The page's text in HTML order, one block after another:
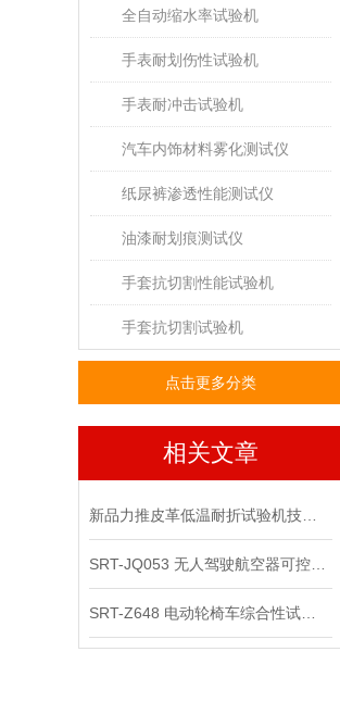
全自动缩水率试验机
手表耐划伤性试验机
手表耐冲击试验机
汽车内饰材料雾化测试仪
纸尿裤渗透性能测试仪
油漆耐划痕测试仪
手套抗切割性能试验机
手套抗切割试验机
点击更多分类
相关文章